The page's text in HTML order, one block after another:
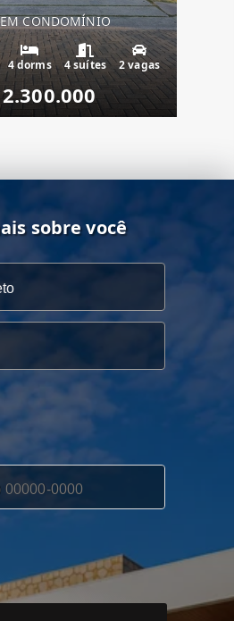
EM CONDOMÍNIO
4 dorms 4 suítes 2 vagas
sobre você